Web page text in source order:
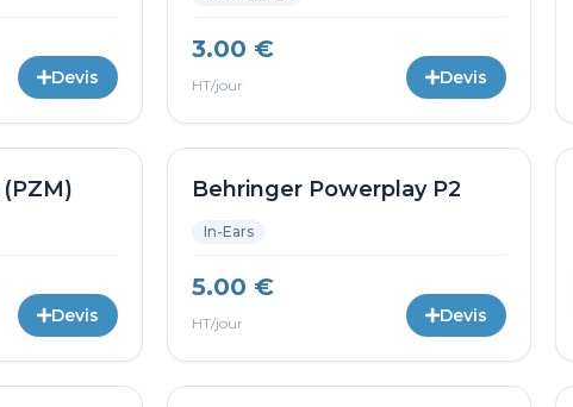
Devis
3.00 €
HT/jour Devis
Devis
Behringer Powerplay P2
In-Ears
5.00 €
HT/jour Devis